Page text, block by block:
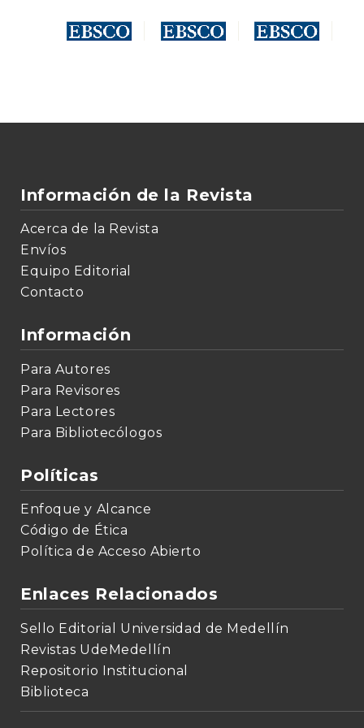
Información de la Revista
Acerca de la Revista
Envíos
Equipo Editorial
Contacto
Información
Para Autores
Para Revisores
Para Lectores
Para Bibliotecólogos
Políticas
Enfoque y Alcance
Código de Ética
Política de Acceso Abierto
Enlaces Relacionados
Sello Editorial Universidad de Medellín
Revistas UdeMedellín
Repositorio Institucional
Biblioteca